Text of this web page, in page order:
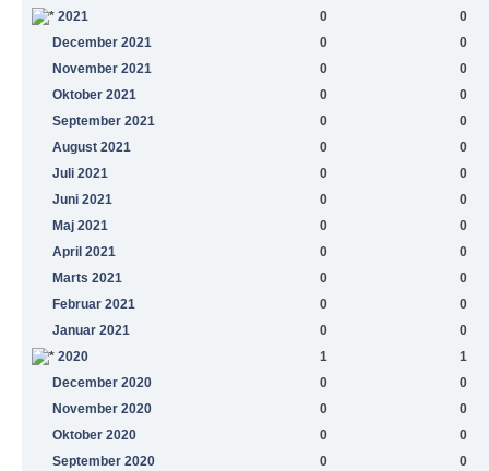
2021
0
0
December 2021
0
0
November 2021
0
0
Oktober 2021
0
0
September 2021
0
0
August 2021
0
0
Juli 2021
0
0
Juni 2021
0
0
Maj 2021
0
0
April 2021
0
0
Marts 2021
0
0
Februar 2021
0
0
Januar 2021
0
0
2020
1
1
December 2020
0
0
November 2020
0
0
Oktober 2020
0
0
September 2020
0
0